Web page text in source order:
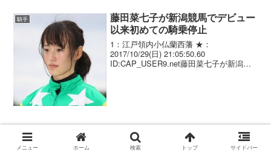
乗できなかったため、...
騎手
藤田菜七子が新潟競馬でデビュー
以来初めての騎乗停止
1：江戸領内小仏蘭西藩 ★：
2017/10/29(日) 21:05:50.60
ID:CAP_USER9.net藤田菜七子が新潟競
メニュー ホーム 検索 トップ サイドバー